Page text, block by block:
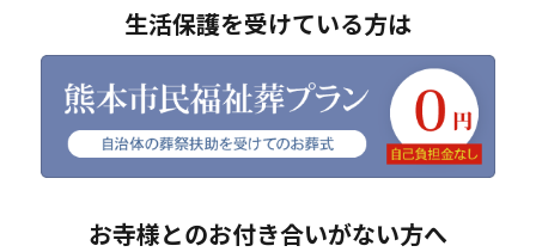
生活保護を受けている方は
お寺様とのお付き合いがない方へ